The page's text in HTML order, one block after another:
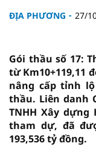
ĐỊA PHƯƠNG 27/
Gói thầu số 17:
từ Km10+119,11
nâng cấp tỉnh
thầu. Liên danh
TNHH Xây
tham dự, đã
193,536 tỷ đồng.